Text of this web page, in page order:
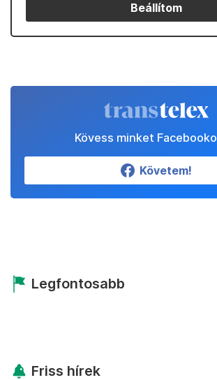
Beállítom
Kövess minket
Követem!
Legfontosabb
Friss hírek